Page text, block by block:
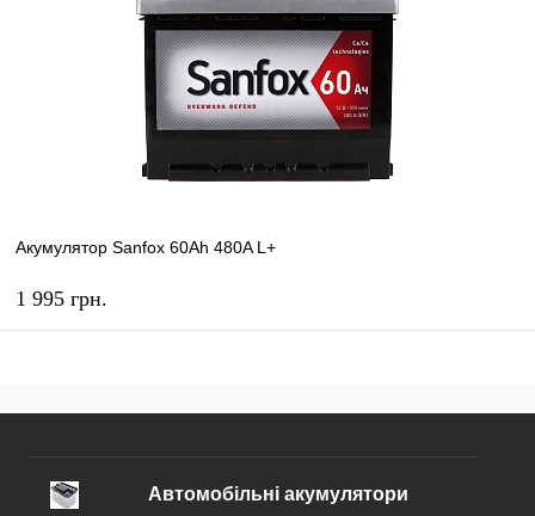
В наличии
Акумулятор Sanfox 60Ah 480A L+
1 995 грн.
Автомобільні акумулятори